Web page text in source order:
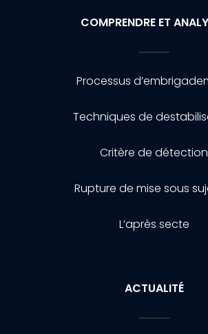
COMPRENDRE ET
Processus
Techniques de
Critère de détection
Rupture de mise sous
L’après secte
ACTUALITÉ